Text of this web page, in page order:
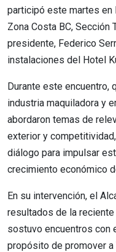
participó este martes en
Zona Costa BC, Sección
presidente, Federico
instalaciones del Hotel
Durante este encuentro,
industria maquiladora y
abordaron temas de
exterior y
diálogo para impulsar
crecimiento económico
En su intervención, el
resultados de la
sostuvo encuentros con
propósito de promover